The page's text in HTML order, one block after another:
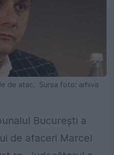
de atac. Sursa foto: arhiva
București a
de afaceri Marcel